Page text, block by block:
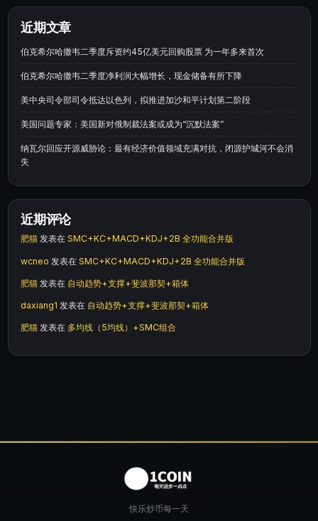
近期文章
伯克希尔哈撒韦二季度斥资约45亿美元回购股票 为一年多来首次
伯克希尔哈撒韦二季度净利润大幅增长，现金储备有所下降
美中央司令部司令抵达以色列，拟推进加沙和平计划第二阶段
美国问题专家：美国新对俄制裁法案或成为“沉默法案”
纳瓦尔回应开源威胁论：最有经济价值领域充满对抗，闭源护城河不会消
失
近期评论
肥猫 发表在 SMC+KC+MACD+KDJ+2B 全功能合并版
wcneo 发表在 SMC+KC+MACD+KDJ+2B 全功能合并版
肥猫 发表在 自动趋势+支撑+斐波那契+箱体
daxiang1 发表在 自动趋势+支撑+斐波那契+箱体
肥猫 发表在 多均线（5均线）+SMC组合
快乐炒币每一天